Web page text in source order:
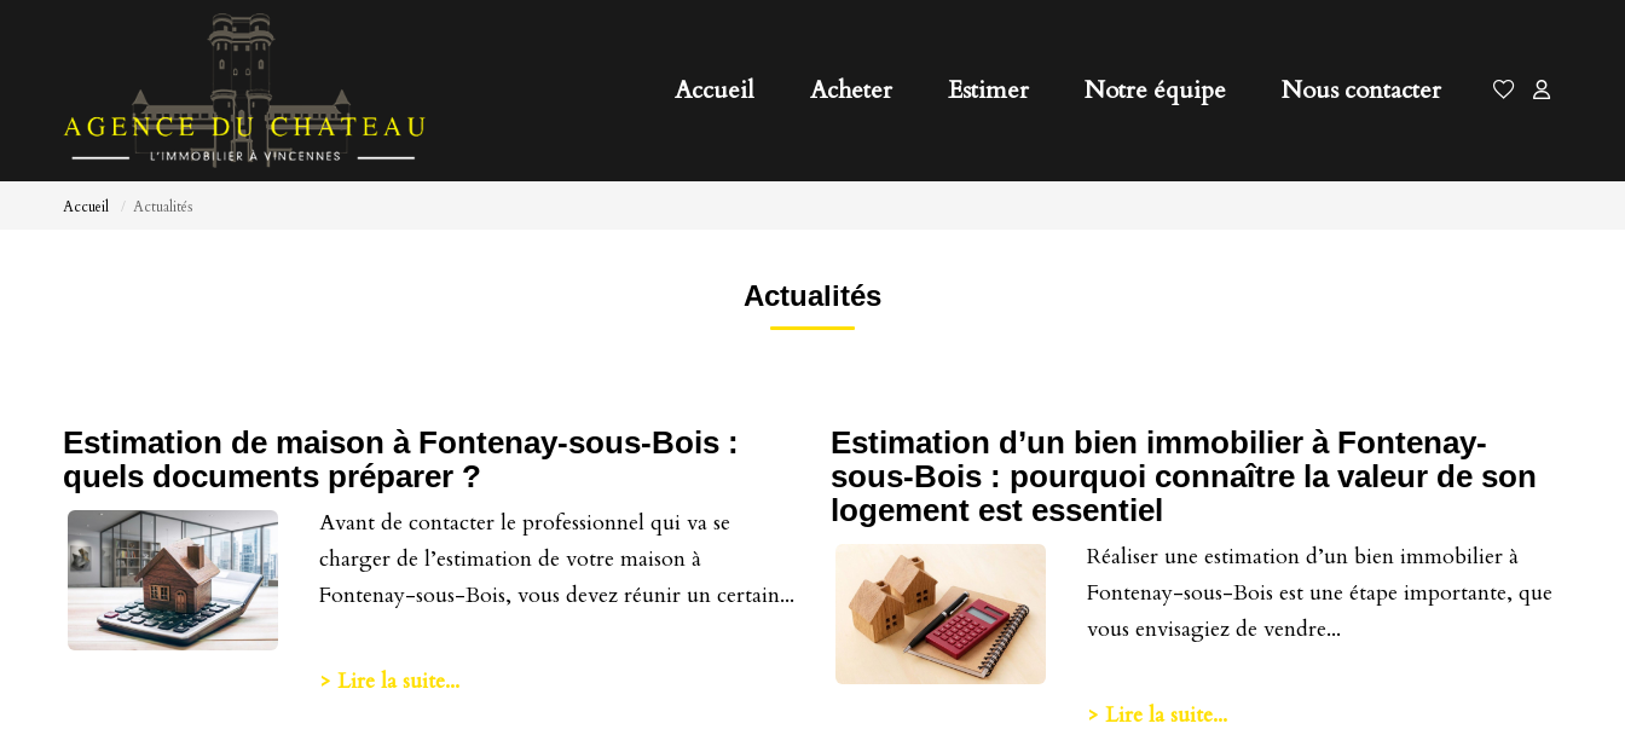
Accueil Acheter Estimer Notre équipe Nous contacter
Accueil Actualités
Actualités
Estimation de maison à Fontenay-sous-Bois :
quels documents préparer ?
Avant de contacter le professionnel qui va se
charger de l’estimation de votre maison à
Fontenay-sous-Bois, vous devez réunir un certain...
> Lire la suite...
Estimation d’un bien immobilier à Fontenay-
sous-Bois : pourquoi connaître la valeur de son
logement est essentiel
Réaliser une estimation d’un bien immobilier à
Fontenay-sous-Bois est une étape importante, que
vous envisagiez de vendre...
> Lire la suite...